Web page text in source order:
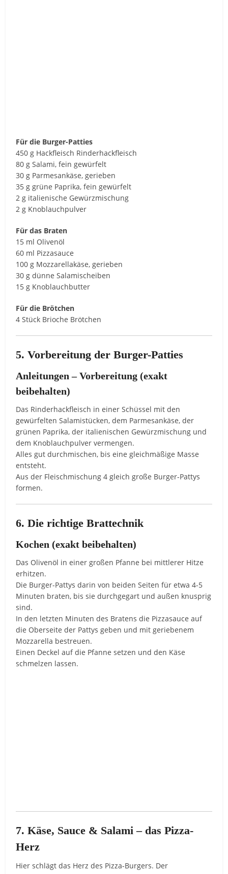
Für die Burger-Patties
450 g Hackfleisch Rinderhackfleisch
80 g Salami, fein gewürfelt
30 g Parmesankäse, gerieben
35 g grüne Paprika, fein gewürfelt
2 g italienische Gewürzmischung
2 g Knoblauchpulver
Für das Braten
15 ml Olivenöl
60 ml Pizzasauce
100 g Mozzarellakäse, gerieben
30 g dünne Salamischeiben
15 g Knoblauchbutter
Für die Brötchen
4 Stück Brioche Brötchen
5. Vorbereitung der Burger-Patties
Anleitungen – Vorbereitung (exakt
beibehalten)
Das Rinderhackfleisch in einer Schüssel mit den
gewürfelten Salamistücken, dem Parmesankäse, der
grünen Paprika, der italienischen Gewürzmischung und
dem Knoblauchpulver vermengen.
Alles gut durchmischen, bis eine gleichmäßige Masse
entsteht.
Aus der Fleischmischung 4 gleich große Burger-Pattys
formen.
6. Die richtige Brattechnik
Kochen (exakt beibehalten)
Das Olivenöl in einer großen Pfanne bei mittlerer Hitze
erhitzen.
Die Burger-Pattys darin von beiden Seiten für etwa 4-5
Minuten braten, bis sie durchgegart und außen knusprig
sind.
In den letzten Minuten des Bratens die Pizzasauce auf
die Oberseite der Pattys geben und mit geriebenem
Mozzarella bestreuen.
Einen Deckel auf die Pfanne setzen und den Käse
schmelzen lassen.
7. Käse, Sauce & Salami – das Pizza-
Herz
Hier schlägt das Herz des Pizza-Burgers. Der